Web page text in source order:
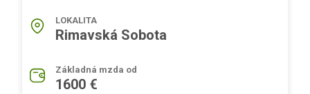
LOKALITA
Rimavská Sobota
Základná mzda od
1600 €